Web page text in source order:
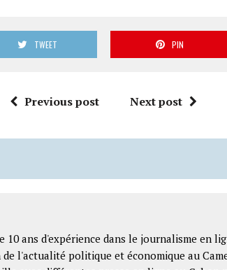
TWEET PIN
Previous post Next post
10 ans d'expérience dans le journalisme en
l'actualité politique et économique au